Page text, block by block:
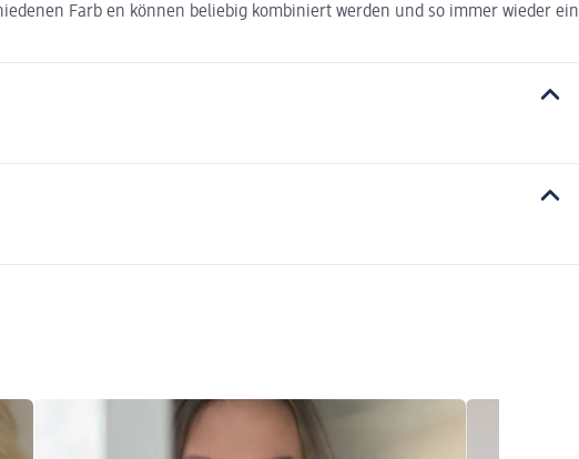
Farb en können beliebig kombiniert werden und so immer wieder ein